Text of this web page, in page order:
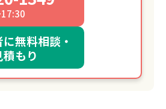
無料相談・
もり